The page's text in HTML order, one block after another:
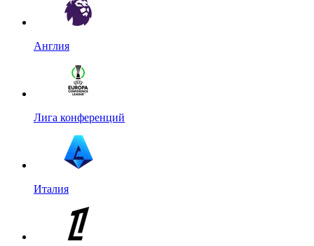
Англия
Лига конференций
Италия